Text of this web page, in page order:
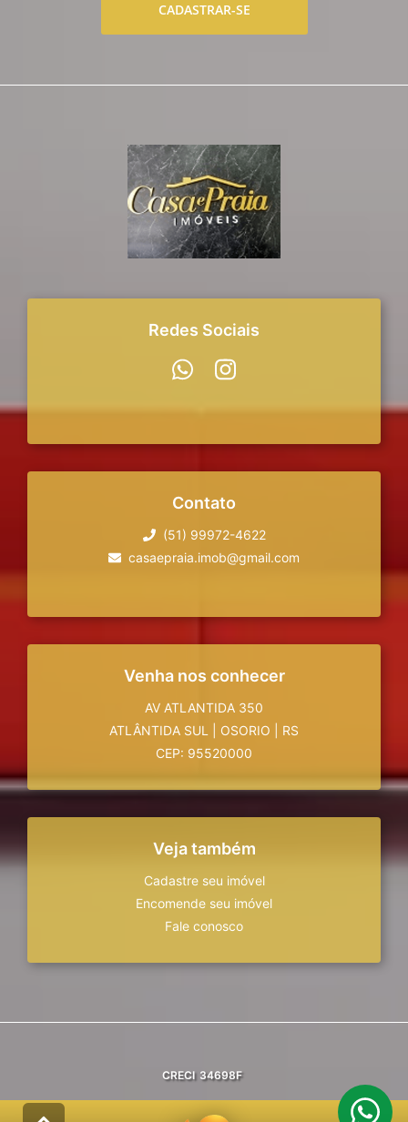
CADASTRAR-SE
Redes Sociais
Contato
(51) 99972-4622
casaepraia.imob@gmail.com
Venha nos conhecer
AV ATLANTIDA 350
ATLÂNTIDA SUL
OSORIO
RS
CEP: 95520000
Veja também
Cadastre seu imóvel
Encomende seu imóvel
Fale conosco
CRECI 34698F